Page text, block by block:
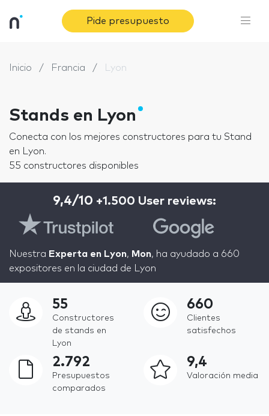
Pide presupuesto
Inicio Francia Lyon
Stands en Lyon
Conecta con los mejores constructores para tu Stand
en Lyon.
55 constructores disponibles
9,4/10 +1.500 User reviews:
Nuestra Experta en Lyon, Mon, ha ayudado a 660
expositores en la ciudad de Lyon
55
Constructores
de stands en
Lyon
660
Clientes
satisfechos
2.792
Presupuestos
comparados
9,4
Valoración media